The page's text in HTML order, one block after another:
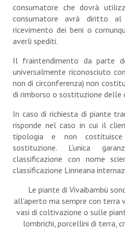
consumatore che dovrà
consumatore avrà diritto
ricevimento dei beni o
averli spediti.
Il fraintendimento da parte
universalmente riconosciuto
non di circonferenza) non
di rimborso o sostituzione delle
In caso di richiesta di piante
risponde nel caso in cui il
tipologia e non
sostituzione. L’unica
classificazione con nome
classificazione Linneana
Le piante di Vivaibambù
all’aperto ma sempre con terra
vasi di coltivazione o sulle
lombrichi, porcellini di terra,